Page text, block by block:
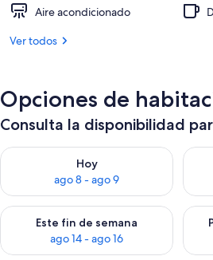
Aire acondicionado
Ver todos
Opciones de
Consulta la disponibilidad
Hoy
ago 8 - ago 9
Consulta la disponibilidad para hoy
Este fin de semana
ago 14 - ago 16
Consulta la disponibilidad para este